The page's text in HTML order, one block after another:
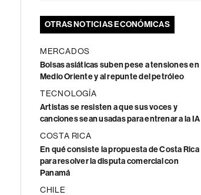
OTRAS NOTICIAS ECONÓMICAS
MERCADOS
Bolsas asiáticas suben pese a tensiones en
Medio Oriente y al repunte del petróleo
TECNOLOGÍA
Artistas se resisten a que sus voces y
canciones sean usadas para entrenar a la IA
COSTA RICA
En qué consiste la propuesta de Costa Rica
para resolver la disputa comercial con
Panamá
CHILE